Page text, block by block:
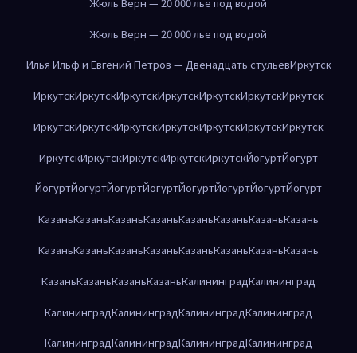
Жюль Верн — 20 000 лье под водой
Илья Ильф и Евгений Петров — Двенадцать стульевИркутск
ИркутскИркутскИркутскИркутскИркутскИркутскИркутск
ИркутскИркутскИркутскИркутскИркутскИркутскИркутск
ИркутскИркутскИркутскИркутскИркутскЙогуртЙогурт
ЙогуртЙогуртЙогуртЙогуртЙогуртЙогуртЙогуртЙогурт
КазаньКазаньКазаньКазаньКазаньКазаньКазаньКазань
КазаньКазаньКазаньКазаньКазаньКазаньКазаньКазань
КазаньКазаньКазаньКазаньКалининградКалининград
КалининградКалининградКалининградКалининград
КалининградКалининградКалининградКалининград